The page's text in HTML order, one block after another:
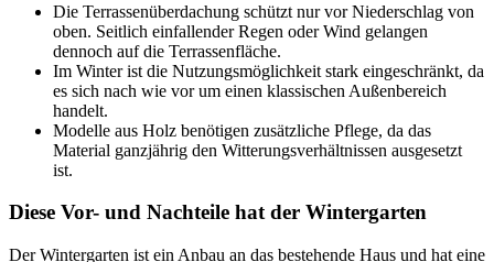
Die Terrassenüberdachung schützt nur vor Niederschlag von
oben. Seitlich einfallender Regen oder Wind gelangen
dennoch auf die Terrassenfläche.
Im Winter ist die Nutzungsmöglichkeit stark eingeschränkt, da
es sich nach wie vor um einen klassischen Außenbereich
handelt.
Modelle aus Holz benötigen zusätzliche Pflege, da das
Material ganzjährig den Witterungsverhältnissen ausgesetzt
ist.
Diese Vor- und Nachteile hat der Wintergarten
Der Wintergarten ist ein Anbau an das bestehende Haus und hat eine